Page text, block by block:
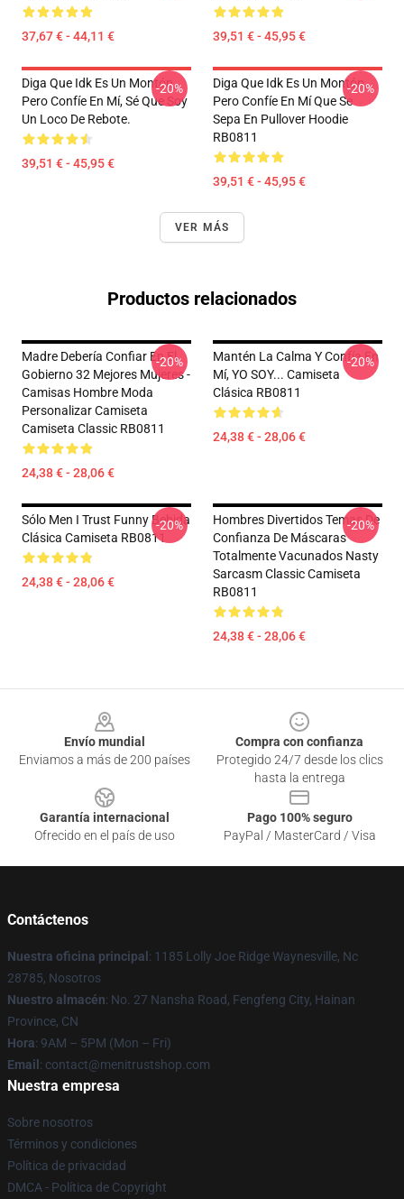
37,67 € - 44,11 € 39,51 € - 45,95 €
Diga Que Idk Es Un Montón,
Pero Confíe En Mí, Sé Que Soy
Un Loco De Rebote.
39,51 € - 45,95 €
-20%
Diga Que Idk Es Un Montón,
Pero Confíe En Mí Que Se
Sepa En Pullover Hoodie
RB0811
39,51 € - 45,95 €
-20%
VER MÁS
Productos relacionados
Madre Debería Confiar En El
Gobierno 32 Mejores Mujeres -
Camisas Hombre Moda
Personalizar Camiseta
Camiseta Classic RB0811
24,38 € - 28,06 €
-20%
Mantén La Calma Y Confía En
Mí, YO SOY... Camiseta
Clásica RB0811
24,38 € - 28,06 €
-20%
Sólo Men I Trust Funny Bebida
Clásica Camiseta RB0811
24,38 € - 28,06 €
-20%
Hombres Divertidos Temas De
Confianza De Máscaras
Totalmente Vacunados Nasty
Sarcasm Classic Camiseta
RB0811
24,38 € - 28,06 €
-20%
Envío mundial
Enviamos a más de 200 países
Compra con confianza
Protegido 24/7 desde los clics
hasta la entrega
Garantía internacional
Ofrecido en el país de uso
Pago 100% seguro
PayPal / MasterCard / Visa
Contáctenos
Nuestra oficina principal : 1185 Lolly Joe Ridge Waynesville, Nc
28785, Nosotros
Nuestro almacén: No. 27 Nansha Road, Fengfeng City, Hainan
Province, CN
Hora: 9AM – 5PM (Mon – Fri)
Email : contact@menitrustshop.com
Nuestra empresa
Sobre nosotros
Términos y condiciones
Política de privacidad
DMCA - Política de Copyright